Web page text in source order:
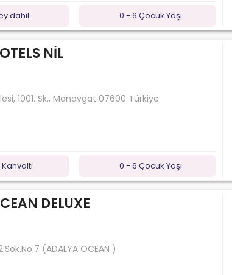
dahil 0 - 6 Çocuk Yaşı
NİL
1001. Sk., Manavgat 07600 Türkiye
0 - 6 Çocuk Yaşı
DELUXE
(ADALYA OCEAN )